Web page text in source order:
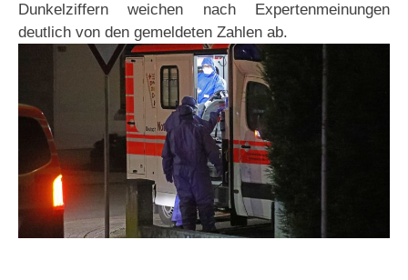
Dunkelziffern weichen nach Expertenmeinungen
deutlich von den gemeldeten Zahlen ab.